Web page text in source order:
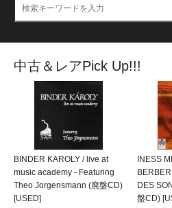
中古＆レアPick Up!!!
BINDER KAROLY / live at
music academy - Featuring
Theo Jorgensmann (廃盤CD)
[USED]
INESS
DES
盤CD)